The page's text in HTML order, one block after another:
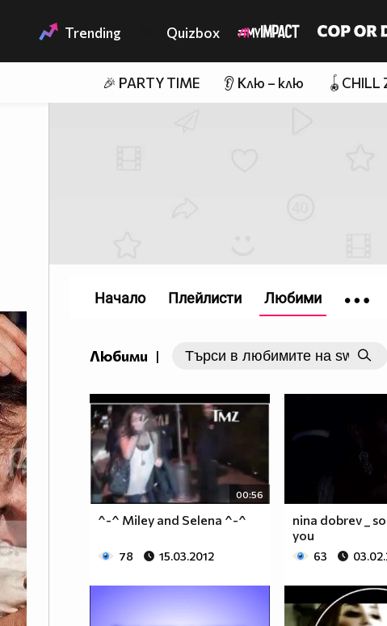
Trending Quizbox
🎉 PARTY TIME 👂 Клю – клю 🪀CHILL
Любими |
00:56
^-^ Miley and Selena ^-^
78 15.03.2012
nina dobrev _
you
63
Начало Плейлисти Любими